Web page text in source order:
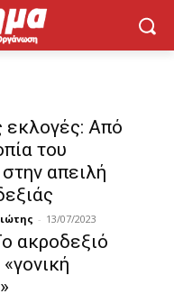
εκλογές: Από
του
απειλή
- 13/07/2023
ακροδεξιό